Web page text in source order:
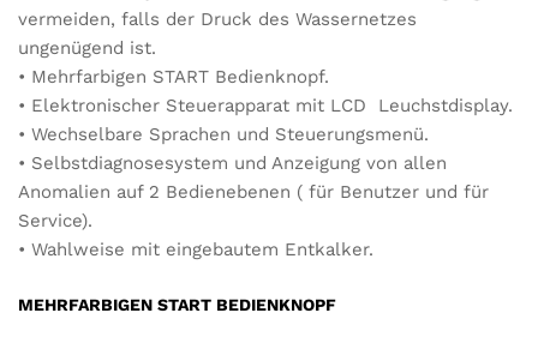
vermeiden, falls der Druck des Wassernetzes
ungenügend ist.
• Mehrfarbigen START Bedienknopf.
• Elektronischer Steuerapparat mit LCD Leuchstdisplay.
• Wechselbare Sprachen und Steuerungsmenü.
• Selbstdiagnosesystem und Anzeigung von allen
Anomalien auf 2 Bedienebenen ( für Benutzer und für
Service).
• Wahlweise mit eingebautem Entkalker.
MEHRFARBIGEN START BEDIENKNOPF